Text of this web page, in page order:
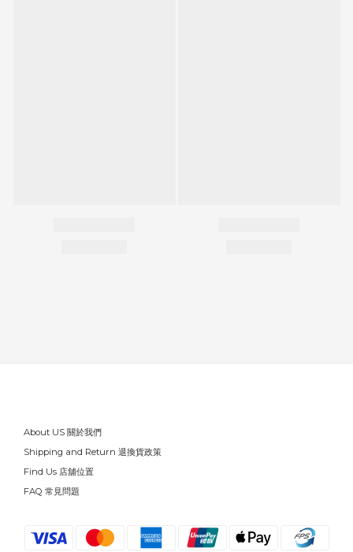
About US 關於我們
Shipping and Return 退換貨政策
Find Us 店舖位置
FAQ 常見問題